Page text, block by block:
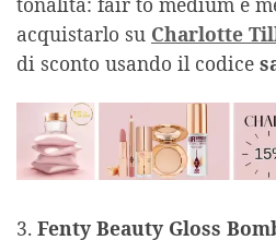
acquistarlo su Charlotte
di sconto usando il codice
3. Fenty Beauty Gloss